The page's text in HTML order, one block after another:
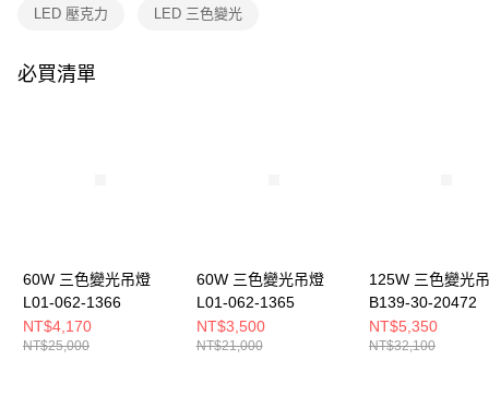
客戶支援中心」
https://netprotections.freshdesk.com/support/home
１．透過由恩沛科技股份有限公司提供之「AFTEE先享後付」服務完成之交
５．嚴禁一人註冊多個帳號或使用他人資訊註冊。若發現惡意使用之情形，
恩沛科技股份有限公司將有權停止該用戶之使用額度並採取法律行動。
LED 壓克力 LED 三色變光
必買清單
60W 三色變光吊燈
L01-062-1366
NT$4,170
NT$25,000
60W 三色變光吊燈
L01-062-1365
NT$3,500
NT$21,000
125W 三色變光
B139-30-20472
NT$5,350
NT$32,100